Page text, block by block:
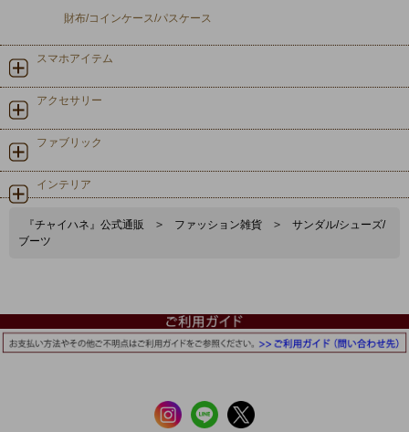
財布/コインケース/パスケース
スマホアイテム
アクセサリー
ファブリック
インテリア
『チャイハネ』公式通販 > ファッション雑貨 >
サンダル/シューズ/
ブーツ